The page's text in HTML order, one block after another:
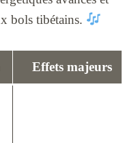
bols tibétains.
Effets majeurs